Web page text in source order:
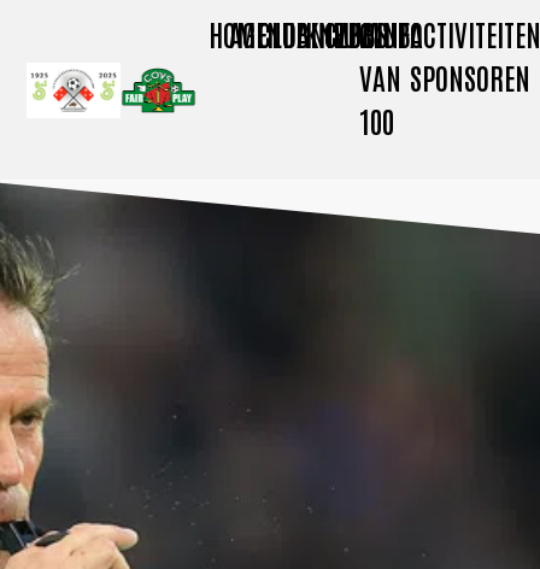
HOME
AGENDA
CLUBNIEUWS
KNVB
CLUBINFO
CLUB
VAN
100
ACTIVITEITEN
SPONSOREN